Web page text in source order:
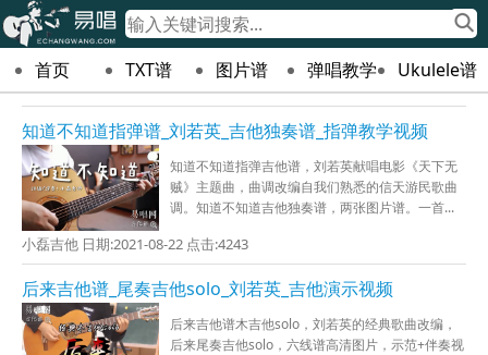
首页 TXT谱 图片谱 弹唱教学 Ukulele谱
知道不知道指弹谱_刘若英_吉他独奏谱_指弹教学视频
知道不知道指弹吉他谱，刘若英献唱电影《天下无
贼》主题曲，曲调改编自我们熟悉的信天游民歌曲
调。知道不知道吉他独奏谱，两张图片谱。一首...
小磊吉他 日期:2021-08-22 点击:4243
后来吉他谱_尾奏吉他solo_刘若英_吉他演示视频
后来吉他谱木吉他solo，刘若英的经典歌曲改编，
后来尾奏吉他solo，六线谱高清图片，示范+伴奏视